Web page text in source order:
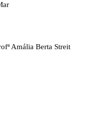
Amália Berta Streit